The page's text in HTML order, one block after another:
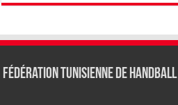
Fédération tunisienne de Handball